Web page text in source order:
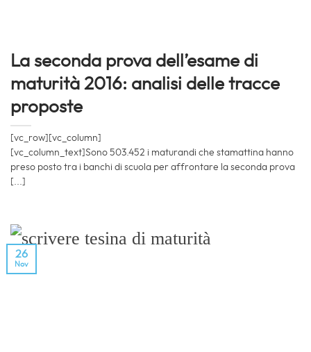
La seconda prova dell’esame di
maturità 2016: analisi delle tracce
proposte
[vc_row][vc_column]
[vc_column_text]Sono 503.452 i maturandi che stamattina hanno
preso posto tra i banchi di scuola per affrontare la seconda prova
[...]
26
Nov